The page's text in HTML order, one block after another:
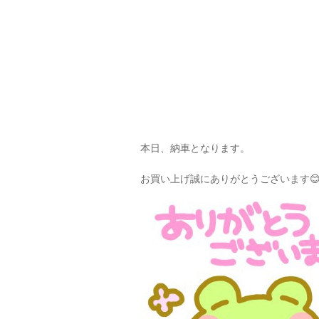
本日、納車となります。
お買い上げ誠にありがとうございます